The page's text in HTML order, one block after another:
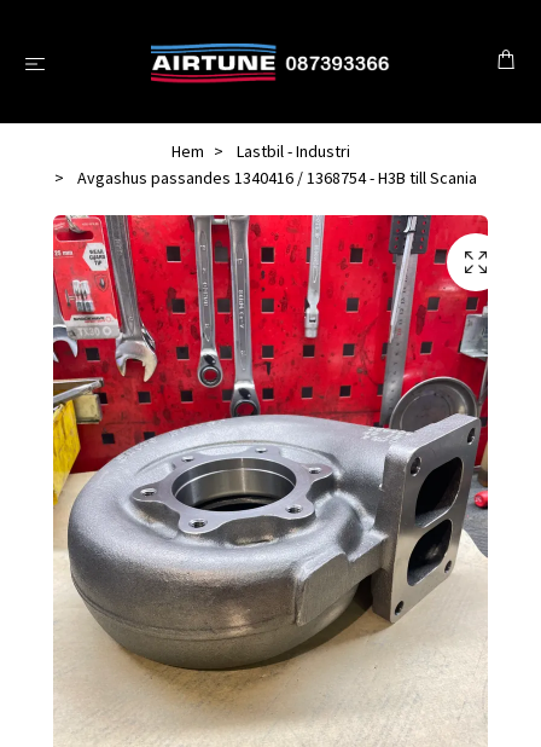
Hem
Lastbil - Industri
Avgashus passandes 1340416 / 1368754 - H3B till Scania